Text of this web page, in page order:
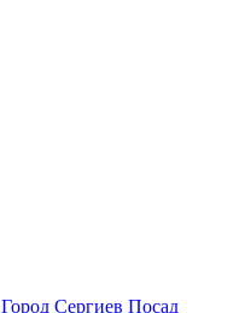
Город Сергиев Посад